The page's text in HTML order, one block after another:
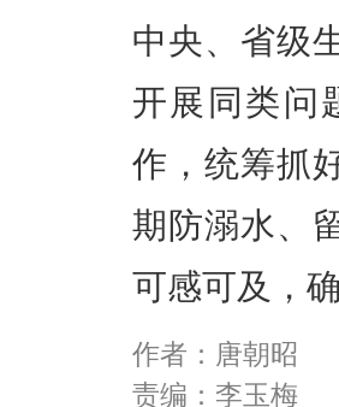
中央、省级
开展同类问
作，统筹抓
期防溺水、
可感可及，
作者：唐朝昭
责编：李玉梅